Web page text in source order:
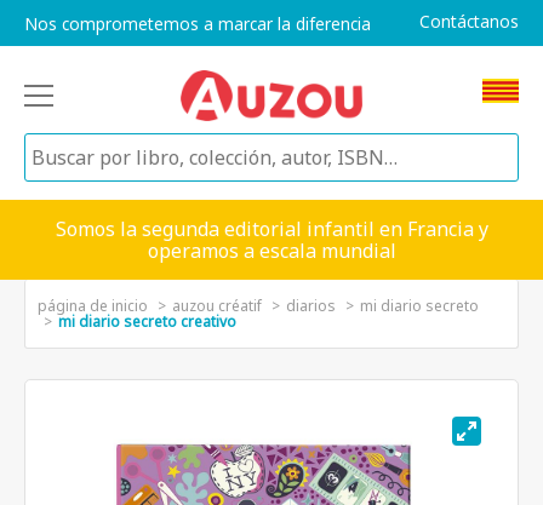
Nos comprometemos a marcar la diferencia Contáctanos
Somos la segunda editorial infantil en Francia y
operamos a escala mundial
página de inicio auzou créatif diarios mi diario secreto
mi diario secreto creativo